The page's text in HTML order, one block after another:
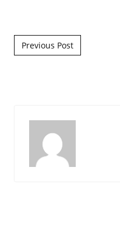
Post navigation
Previous Post